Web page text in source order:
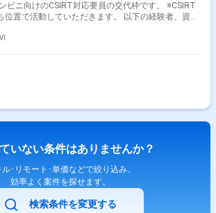
ビニ向けのCSIRT対応要員の交代枠です。 ※CSIRT
動していただきます。 以下の経験者、資格
策定、認証取得、ガバナンス） ・セキュリティア
いない条件はありませんか？
ル･リモート･単価などで絞り込み、
効率よく案件を探せます。
検索条件を変更する